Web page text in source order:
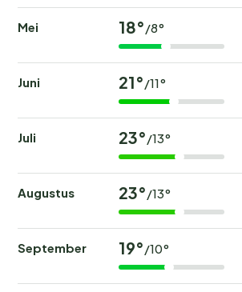
Mei 18° /8°
Juni 21° /11°
Juli 23° /13°
Augustus 23° /13°
September 19° /10°